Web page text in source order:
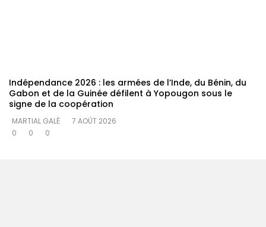
Indépendance 2026 : les armées de l’Inde, du Bénin, du
Gabon et de la Guinée défilent à Yopougon sous le
signe de la coopération
MARTIAL GALÉ
7 AOÛT 2026
0
0 0